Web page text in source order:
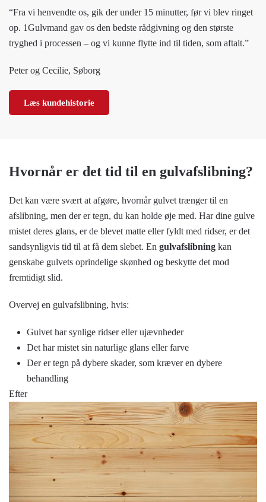
“Fra vi henvendte os, gik der under 15 minutter, før vi blev ringet
op. 1Gulvmand gav os den bedste rådgivning og den største
tryghed i processen – og vi kunne flytte ind til tiden, som aftalt.”
Peter og Cecilie, Søborg
Læs kundehistorie
Hvornår er det tid til en gulvafslibning?
Det kan være svært at afgøre, hvornår gulvet trænger til en
afslibning, men der er tegn, du kan holde øje med. Har dine gulve
mistet deres glans, er de blevet matte eller fyldt med ridser, er det
sandsynligvis tid til at få dem slebet. En gulvafslibning kan
genskabe gulvets oprindelige skønhed og beskytte det mod
fremtidigt slid.
Overvej en gulvafslibning, hvis:
Gulvet har synlige ridser eller ujævnheder
Det har mistet sin naturlige glans eller farve
Der er tegn på dybere skader, som kræver en dybere
behandling
Efter